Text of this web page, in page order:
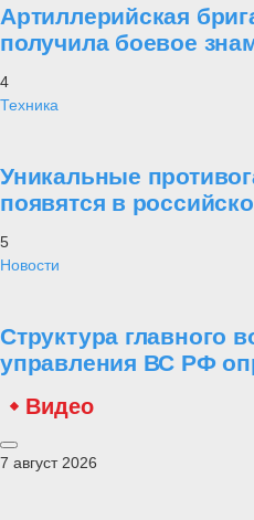
Артиллерийская
получила боевое
4
Техника
Уникальные
появятся в
5
Новости
Структура главного
управления ВС РФ
Видео
7 август 2026